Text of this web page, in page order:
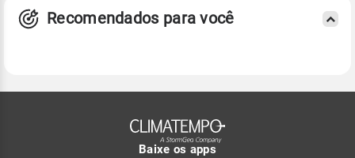
Recomendados para você
Baixe os apps